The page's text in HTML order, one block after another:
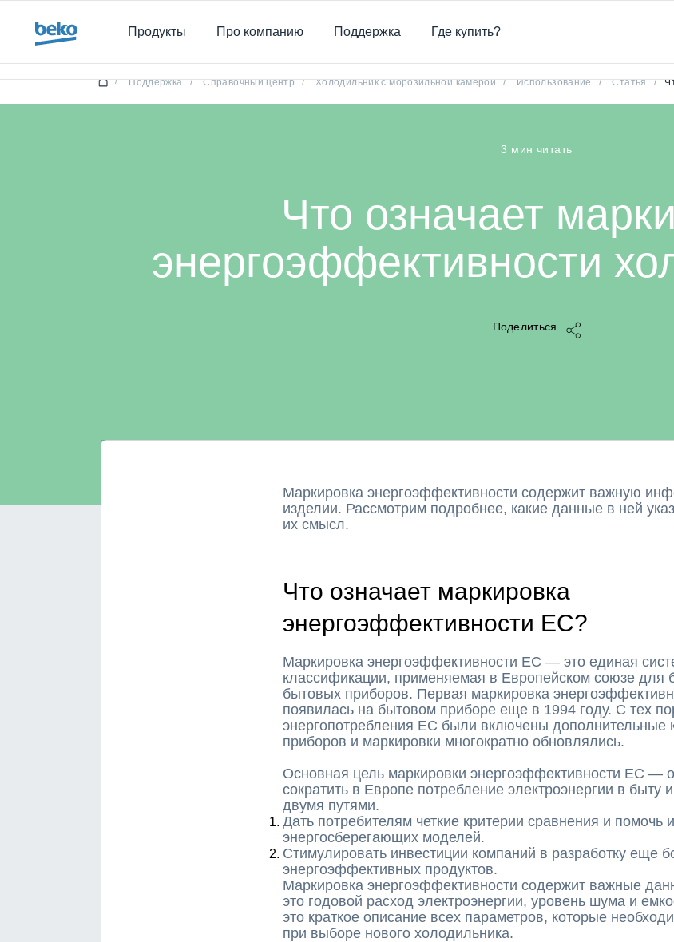
Продукты
Про компанию Поддержка Где купить?
/ Поддержка / Справочный центр / Холодильник с морозильной камерой / Использование / Статья /
3 мин читать
Что означает
энергоэффективности
Поделиться
Что означает маркировка энергоэффективности
Маркировка энергоэффективности содержит важную
изделии. Рассмотрим подробнее, какие данные в ней
их смысл.
Что означает маркировка
энергоэффективности ЕС?
Маркировка энергоэффективности ЕС — это единая
классификации, применяемая в Европейском союзе для
бытовых приборов. Первая маркировка
появилась на бытовом приборе еще в 1994 году. С тех
энергопотребления ЕС были включены дополнительные
приборов и маркировки многократно обновлялись.
Основная цель маркировки энергоэффективности ЕС —
сократить в Европе потребление электроэнергии в быту
двумя путями.
Дать потребителям четкие критерии сравнения и помочь
энергосберегающих моделей.
Стимулировать инвестиции компаний в разработку еще
энергоэффективных продуктов.
Маркировка энергоэффективности содержит важные
это годовой расход электроэнергии, уровень шума и
это краткое описание всех параметров, которые
при выборе нового холодильника.